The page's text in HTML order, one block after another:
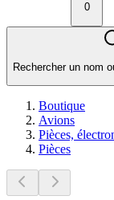
0
Rechercher un nom
Boutique
Avions
Pièces,
Pièces